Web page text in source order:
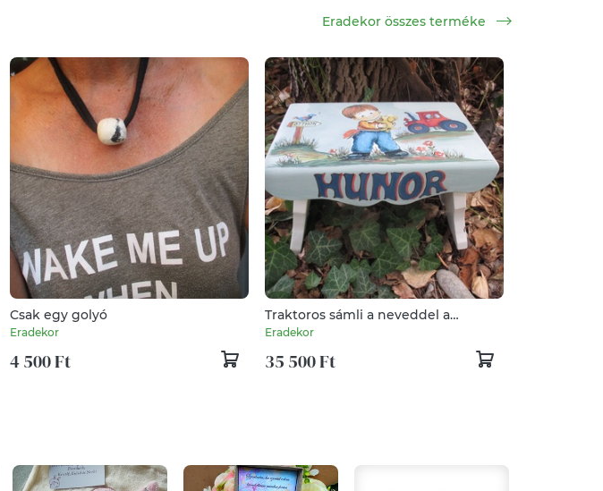
Eradekor összes terméke
Csak egy golyó
Eradekor
4 500 Ft
Traktoros sámli a neveddel a
keresztelődre
Eradekor
35 500 Ft